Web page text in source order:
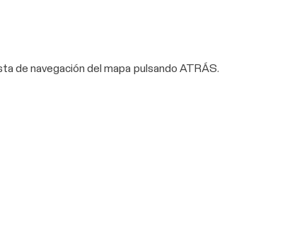
de navegación del mapa pulsando ATRÁS.